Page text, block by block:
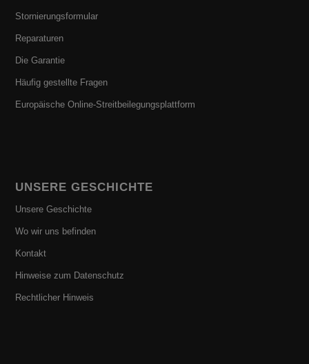
Stornierungsformular
Reparaturen
Die Garantie
Häufig gestellte Fragen
Europäische Online-Streitbeilegungsplattform
UNSERE GESCHICHTE
Unsere Geschichte
Wo wir uns befinden
Kontakt
Hinweise zum Datenschutz
Rechtlicher Hinweis